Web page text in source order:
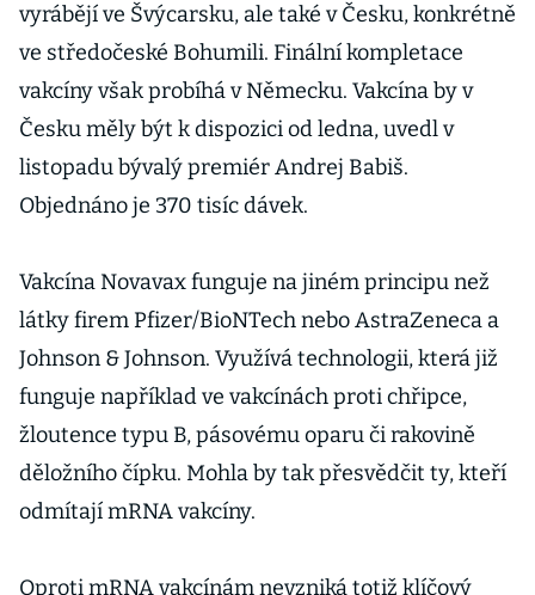
vyrábějí ve Švýcarsku, ale také v Česku, konkrétně
ve středočeské Bohumili. Finální kompletace
vakcíny však probíhá v Německu. Vakcína by v
Česku měly být k dispozici od ledna, uvedl v
listopadu bývalý premiér Andrej Babiš.
Objednáno je 370 tisíc dávek.
Vakcína Novavax funguje na jiném principu než
látky firem Pfizer/BioNTech nebo AstraZeneca a
Johnson & Johnson. Využívá technologii, která již
funguje například ve vakcínách proti chřipce,
žloutence typu B, pásovému oparu či rakovině
děložního čípku. Mohla by tak přesvědčit ty, kteří
odmítají mRNA vakcíny.
Oproti mRNA vakcínám nevzniká totiž klíčový